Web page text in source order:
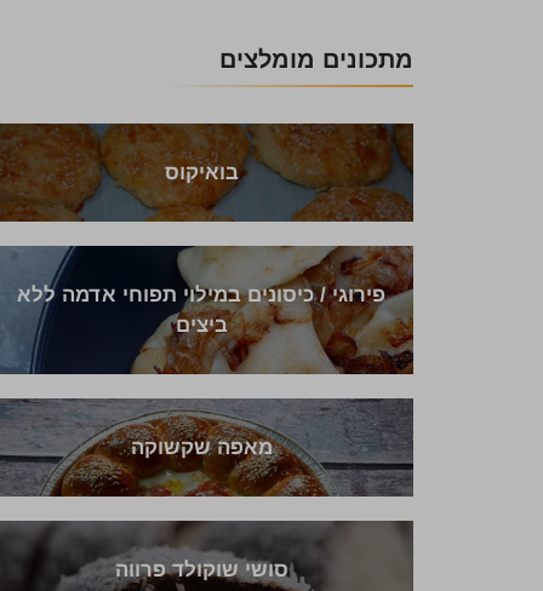
מתכונים מומלצים
בואיקוס
פירוגי / כיסונים במילוי תפוחי אדמה ללא
ביצים
מאפה שקשוקה
סושי שוקולד פרווה